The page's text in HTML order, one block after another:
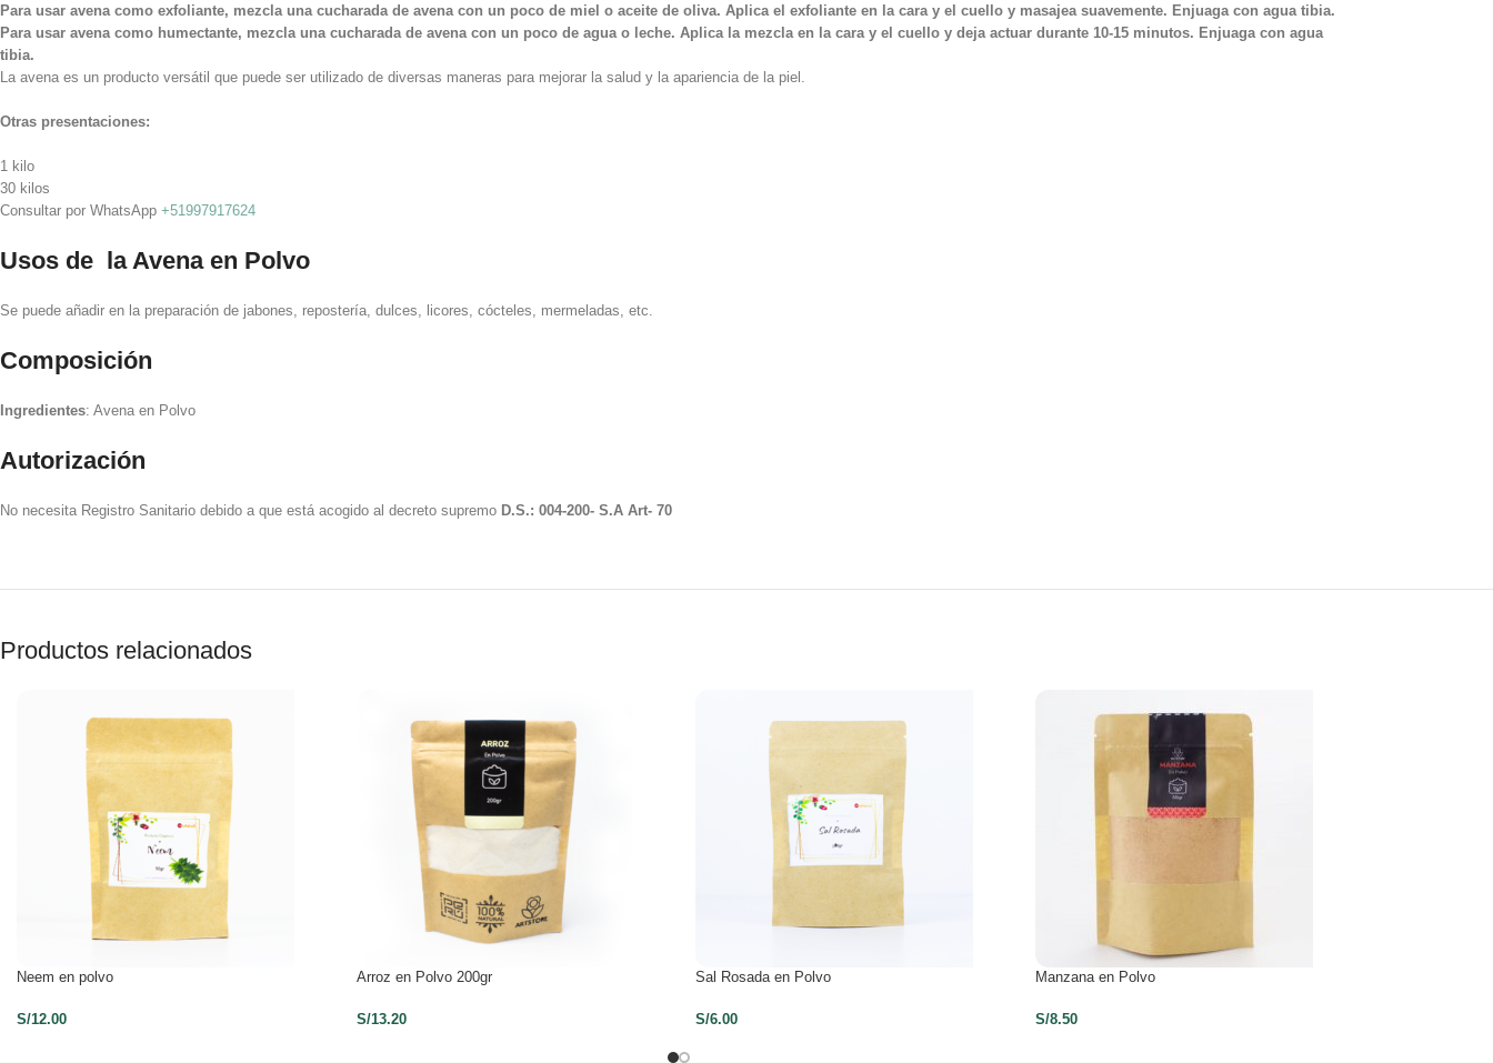
Para usar avena como exfoliante, mezcla una cucharada de avena con un poco de miel o aceite de oliva. Aplica el exfoliante en la cara y el cuello y masajea suavemente. Enjuaga con agua tibia.
Para usar avena como humectante, mezcla una cucharada de avena con un poco de agua o leche. Aplica la mezcla en la cara y el cuello y deja actuar durante 10-15 minutos. Enjuaga con agua
tibia.
La avena es un producto versátil que puede ser utilizado de diversas maneras para mejorar la salud y la apariencia de la piel.
Otras presentaciones:
1 kilo
30 kilos
Consultar por WhatsApp +51997917624
Usos de la Avena en Polvo
Se puede añadir en la preparación de jabones, repostería, dulces, licores, cócteles, mermeladas, etc.
Composición
Ingredientes: Avena en Polvo
Autorización
No necesita Registro Sanitario debido a que está acogido al decreto supremo D.S.: 004-200- S.A Art- 70
Productos relacionados
Neem en polvo
S/12.00
Arroz en Polvo 200gr
S/13.20
Sal Rosada en Polvo
S/6.00
Manzana en Polvo
S/8.50